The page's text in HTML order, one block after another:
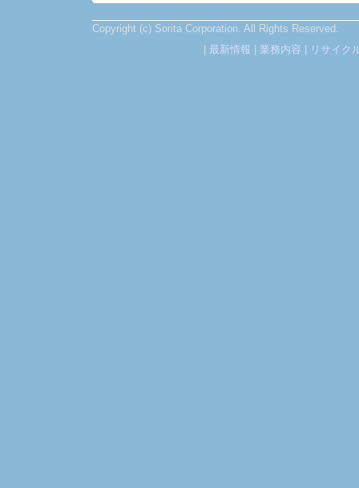
Copyright (c) Sorita Corporation. All Rights Reserved.
最新情報 業務内容 リサイク